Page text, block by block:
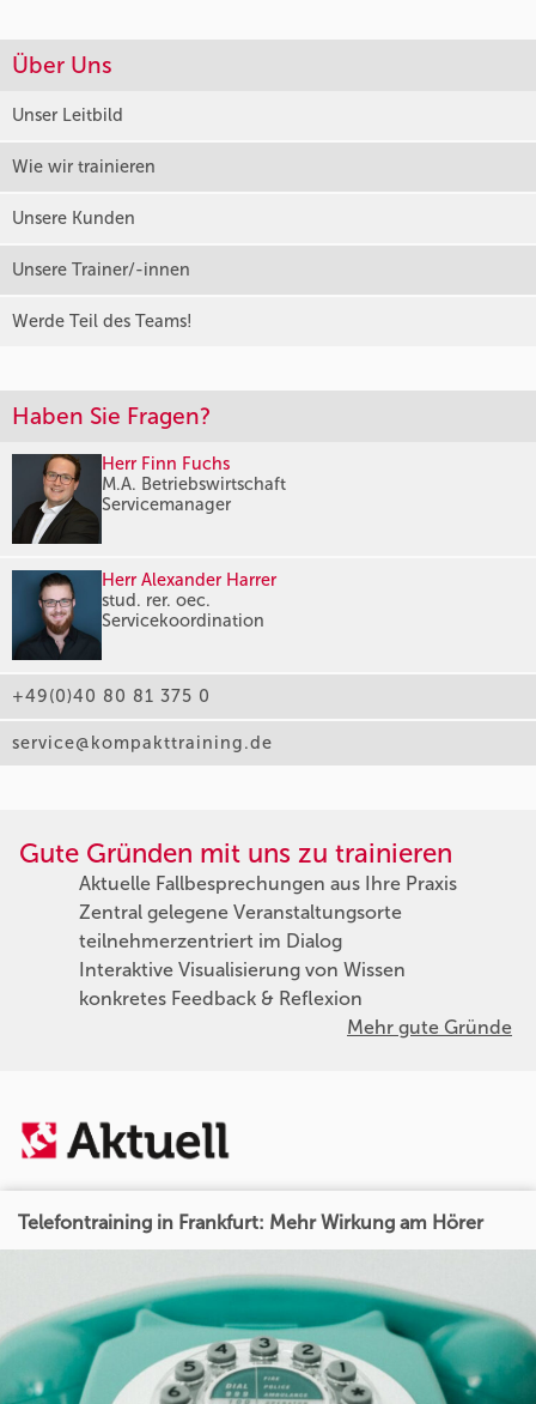
Über Uns
Unser Leitbild
Wie wir trainieren
Unsere Kunden
Unsere Trainer/-innen
Werde Teil des Teams!
Haben Sie Fragen?
Herr Finn Fuchs
M.A. Betriebswirtschaft
Servicemanager
Herr Alexander Harrer
stud. rer. oec.
Servicekoordination
+49(0)40 80 81 375 0
service@kompakttraining.de
Gute Gründen mit uns zu trainieren
Aktuelle Fallbesprechungen aus Ihre Praxis
Zentral gelegene Veranstaltungsorte
teilnehmerzentriert im Dialog
Interaktive Visualisierung von Wissen
konkretes Feedback & Reflexion
Mehr gute Gründe
Telefontraining in Frankfurt: Mehr Wirkung am Hörer